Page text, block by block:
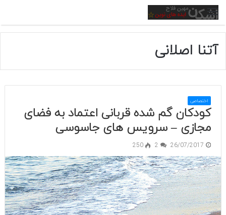
منو
آتنا اصلانی
اختصاصی
کودکان گم شده قربانی اعتماد به فضای
مجازی – سرویس های جاسوسی
26/07/2017
2
250